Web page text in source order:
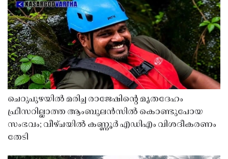
ചെറുപുഴയിൽ മരിച്ച രാജേഷിൻ്റെ മൃതദേഹം
ഫ്രീസറില്ലാത്ത ആംബുലൻസിൽ കൊണ്ടുപോയ
സംഭവം; വീഴ്ചയിൽ കണ്ണൂർ എഡിഎം വിശദീകരണം
തേടി